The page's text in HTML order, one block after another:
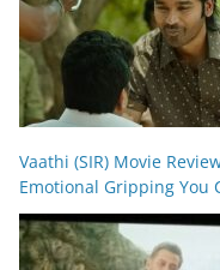
Vaathi (SIR) Movie
Emotional Gripping You